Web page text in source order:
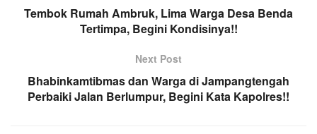
Tembok Rumah Ambruk, Lima Warga Desa Benda
Tertimpa, Begini Kondisinya!!
Next Post
Bhabinkamtibmas dan Warga di Jampangtengah
Perbaiki Jalan Berlumpur, Begini Kata Kapolres!!